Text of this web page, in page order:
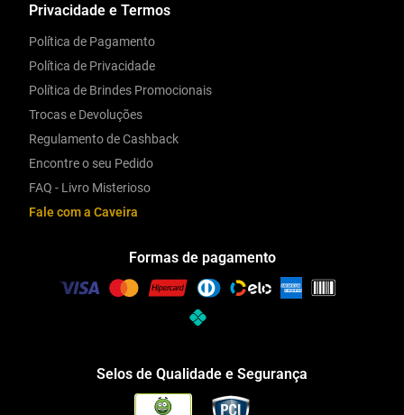
Privacidade e Termos
Política de Pagamento
Política de Privacidade
Política de Brindes Promocionais
Trocas e Devoluções
Regulamento de Cashback
Encontre o seu Pedido
FAQ - Livro Misterioso
Fale com a Caveira
Formas de pagamento
Selos de Qualidade e Segurança